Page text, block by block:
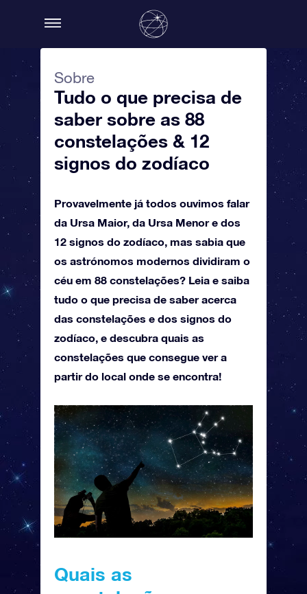
Sobre
Tudo o que precisa de
saber sobre as 88
constelações & 12
signos do zodíaco
Provavelmente já todos ouvimos falar
da Ursa Maior, da Ursa Menor e dos
12 signos do zodíaco, mas sabia que
os astrónomos modernos dividiram o
céu em 88 constelações? Leia e saiba
tudo o que precisa de saber acerca
das constelações e dos signos do
zodíaco, e descubra quais as
constelações que consegue ver a
partir do local onde se encontra!
Quais as